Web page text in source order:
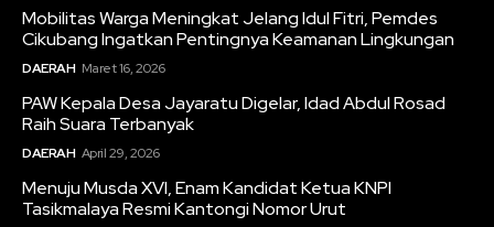
Mobilitas Warga Meningkat Jelang Idul Fitri, Pemdes
Cikubang Ingatkan Pentingnya Keamanan Lingkungan
DAERAH Maret 16, 2026
PAW Kepala Desa Jayaratu Digelar, Idad Abdul Rosad
Raih Suara Terbanyak
DAERAH April 29, 2026
Menuju Musda XVI, Enam Kandidat Ketua KNPI
Tasikmalaya Resmi Kantongi Nomor Urut